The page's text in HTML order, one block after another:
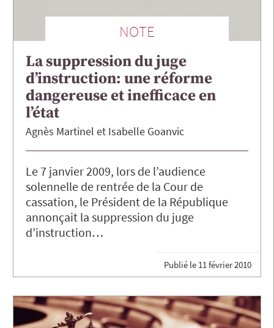
NOTE
La suppression du juge
d’instruction: une réforme
dangereuse et inefficace en
l’état
Agnès Martinel Isabelle Goanvic
Le 7 janvier 2009, lors de l’audience
solennelle de rentrée de la Cour de
cassation, le Président de la République
annonçait la suppression du juge
d’instruction…
Publié le 11 février 2010